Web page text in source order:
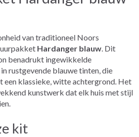
van traditioneel Noors
Hardanger blauw . Dit
benadrukt ingewikkelde
rustgevende blauwe tinten, die
een klassieke, witte achtergrond. Het
kunstwerk dat elk huis met stijl
kit